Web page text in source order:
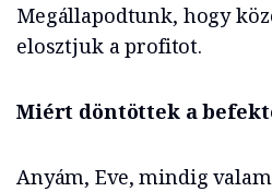
Megállapodtunk, hogy
elosztjuk a profitot.
Miért döntöttek a
Anyám, Eve, mindig